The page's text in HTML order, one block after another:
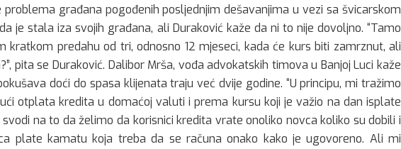
problema građana pogođenih posljednjim dešavanjima u vezi sa švicarskom
je stala iza svojih građana, ali Duraković kaže da ni to nije dovoljno. “Tamo
kratkom predahu od tri, odnosno 12 mjeseci, kada će kurs biti zamrznut, ali
pita se Duraković. Dalibor Mrša, vođa advokatskih timova u Banjoj Luci kaže
doći do spasa klijenata traju već dvije godine. “U principu, mi tražimo
otplata kredita u domaćoj valuti i prema kursu koji je važio na dan isplate
na to da želimo da korisnici kredita vrate onoliko novca koliko su dobili i
plate kamatu koja treba da se računa onako kako je ugovoreno. Ali mi